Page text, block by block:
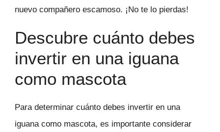
nuevo compañero escamoso. ¡No te lo pierdas!
Descubre cuánto debes
invertir en una iguana
como mascota
Para determinar cuánto debes invertir en una
iguana como mascota, es importante considerar